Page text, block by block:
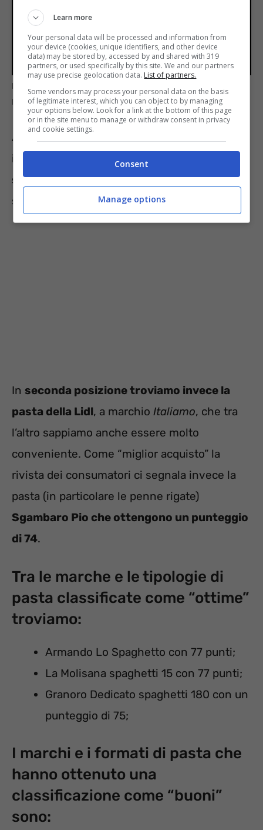
Il marchio Barilla è risultato al top della classifica –
InformazioneOggi.it
Al primo posto, forse nemmeno troppo
inaspettatamente, troviamo Barilla, con i suoi
spaghetti trafilati al bronzo. A questi sono
stati assegnati
79 punti, il massimo.
In seconda posizione troviamo invece la
pasta della Lidl, a marchio Italiamo, che tra
l’altro sappiamo anche essere molto
conveniente. Come “miglior acquisto” la
rivista dei consumatori ci segnala invece la
pasta (in particolare le penne rigate)
Sgambaro Pio che ottengono un punteggio
di 74.
Tra le marche e le tipologie di
pasta classificate come “ottime”
troviamo:
Armando Lo Spaghetto con 77 punti;
La Molisana spaghetti 15 con 77 punti;
Granoro Dedicato spaghetti 180 con un
punteggio di 75;
I marchi e i formati di pasta che
hanno ottenuto una
classificazione come “buoni”
sono:
Learn more
Your personal data will be processed and information from
your device (cookies, unique identifiers, and other device
data) may be stored by, accessed by and shared with 319
partners, or used specifically by this site. We and our partners
may use precise geolocation data. List of partners.
Some vendors may process your personal data on the basis
of legitimate interest, which you can object to by managing
your options below. Look for a link at the bottom of this page
or in the site menu to manage or withdraw consent in privacy
and cookie settings.
Consent
Manage options